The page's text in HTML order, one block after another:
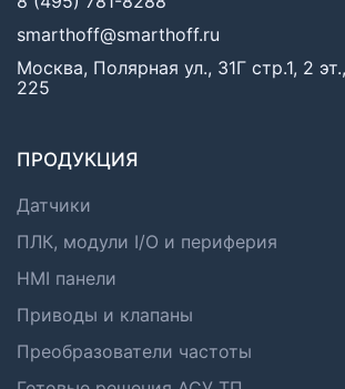
smarthoff@smarthoff.ru
Москва, Полярная ул., 31Г стр.1, 2
225
ПРОДУКЦИЯ
Датчики
ПЛК, модули I/O и периферия
HMI панели
Приводы и клапаны
Преобразователи частоты